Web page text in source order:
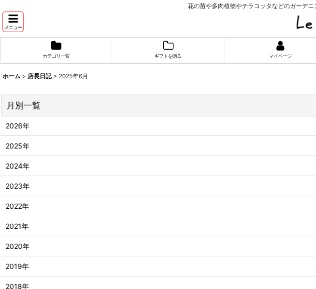
花の苗や多肉植物やテラコッタなどのガーデ
メニュー
カテゴリ一覧 ギフトを贈る マイページ
ホーム > 店長日記 > 2025年6月
月別一覧
2026年
2025年
2024年
2023年
2022年
2021年
2020年
2019年
2018年